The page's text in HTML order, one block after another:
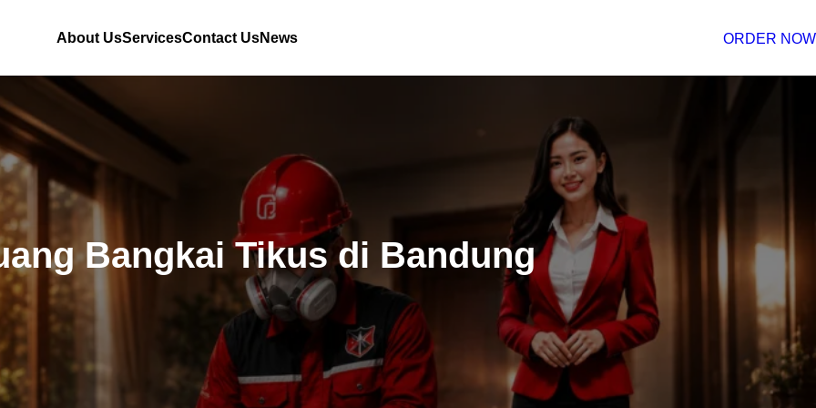
About UsServicesContact UsNews ORDER NOW
Bangkai Tikus di Bandung